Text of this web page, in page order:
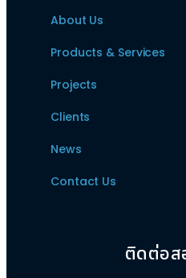
About Us
Products & Services
Projects
Clients
News
Contact Us
ติดต่อส